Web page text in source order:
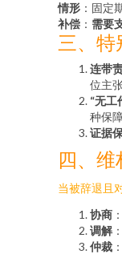
情形 ：固定
补偿 ： 需要
三、特
连带
位主
“无工
种保障
证据
四、维
当被辞退且
协商
调解
仲裁